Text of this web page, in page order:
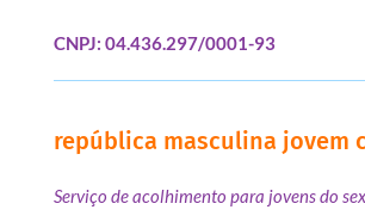
CNPJ: 04.436.297/0001-93
república masculina jovem
Serviço de acolhimento para jovens do